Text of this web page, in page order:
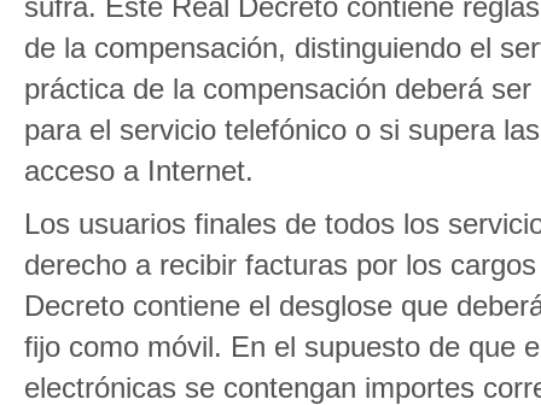
sufra. Este Real Decreto contiene
de la compensación, distinguiendo el
práctica de la compensación deberá
para el servicio telefónico o si supera
acceso a Internet.
Los usuarios finales de todos los
derecho a recibir facturas por los
Decreto contiene el desglose que
fijo como móvil. En el supuesto de que
electrónicas se contengan importes